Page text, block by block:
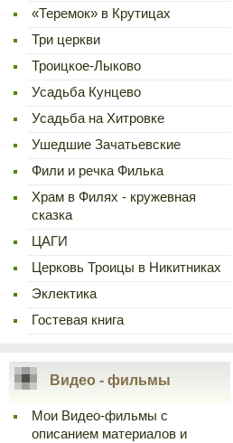
«Теремок» в Крутицах
Три церкви
Троицкое-Лыково
Усадьба Кунцево
Усадьба на Хитровке
Ушедшие Зачатьевские
Фили и речка Филька
Храм в Филях - кружевная
сказка
ЦАГИ
Церковь Троицы в Никитниках
Эклектика
Гостевая книга
Видео - фильмы
Мои Видео-фильмы с
описанием материалов и